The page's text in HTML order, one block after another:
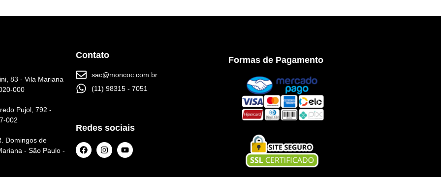
83 - Vila Mariana
000
Pujol, 792 -
002
Domingos de
- São Paulo -
Contato
sac@moncoc.com.br
(11) 98315 - 7051
Redes sociais
Formas de Pagamento